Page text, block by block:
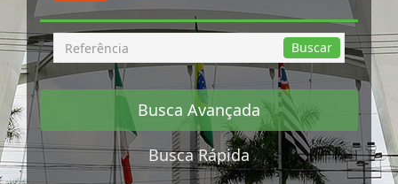
Busca
por
Referência
Buscar
Busca Avançada
Busca Rápida